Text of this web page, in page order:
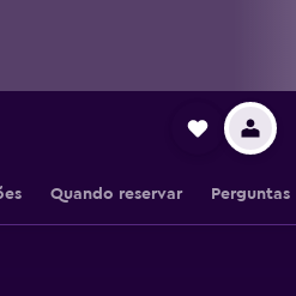
Quando reservar Perguntas